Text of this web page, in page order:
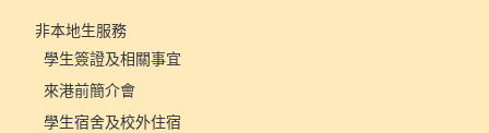
非本地生服務
學生簽證及相關事宜
來港前簡介會
學生宿舍及校外住宿